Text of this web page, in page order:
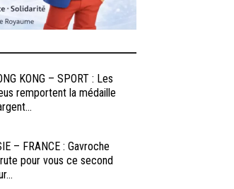
KONG – SPORT : Les
remportent la médaille
– FRANCE : Gavroche
pour vous ce second